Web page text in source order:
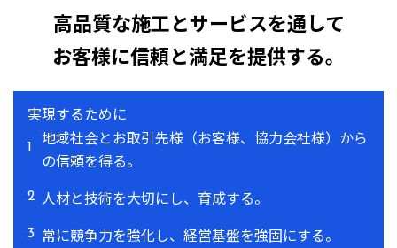
高品質な施工とサービスを通して
お客様に信頼と満足を提供する。
実現するために
1
地域社会とお取引先様（お客様、協力会社様）から
の信頼を得る。
2 人材と技術を大切にし、育成する。
3 常に競争力を強化し、経営基盤を強固にする。